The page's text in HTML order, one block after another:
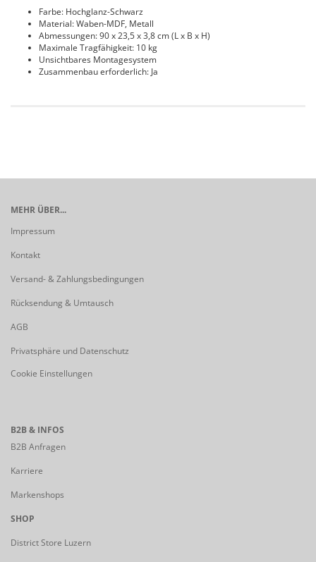
Farbe: Hochglanz-Schwarz
Material: Waben-MDF, Metall
Abmessungen: 90 x 23,5 x 3,8 cm (L x B x H)
Maximale Tragfähigkeit: 10 kg
Unsichtbares Montagesystem
Zusammenbau erforderlich: Ja
MEHR ÜBER...
Impressum
Kontakt
Versand- & Zahlungsbedingungen
Rücksendung & Umtausch
AGB
Privatsphäre und Datenschutz
Cookie Einstellungen
B2B & INFOS
B2B Anfragen
Karriere
Markenshops
SHOP
District Store Luzern